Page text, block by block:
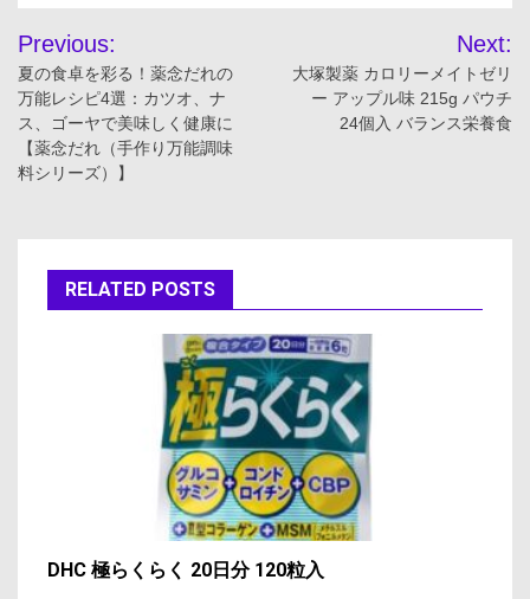
投
稿
ナ
ビ
ー
シ
Previous:
夏の食卓を彩る！薬念だれの
万能レシピ4選：カツオ、ナ
ス、ゴーヤで美味しく健康に
【薬念だれ（手作り万能調味
料シリーズ）】
Next:
大塚製薬 カロリーメイトゼリ
ー アップル味 215g パウチ
24個入 バランス栄養食
RELATED POSTS
DHC 極らくらく 20日分 120粒入